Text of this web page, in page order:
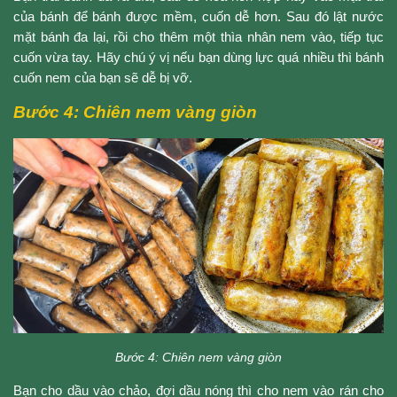
của bánh để bánh được mềm, cuốn dễ hơn. Sau đó lật nước
mặt bánh đa lại, rồi cho thêm một thìa nhân nem vào, tiếp tục
cuốn vừa tay. Hãy chú ý vị nếu bạn dùng lực quá nhiều thì bánh
cuốn nem của bạn sẽ dễ bị vỡ.
Bước 4: Chiên nem vàng giòn
Bước 4: Chiên nem vàng giòn
Bạn cho dầu vào chảo, đợi dầu nóng thì cho nem vào rán cho